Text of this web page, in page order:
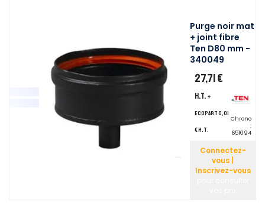
Purge noir mat
+ joint fibre
Ten D80 mm -
340049
27,71 €
H.T. +
ecopart 0,01
€ H.T.
Chrono
:
651094
Connectez-
vous |
Inscrivez-vous